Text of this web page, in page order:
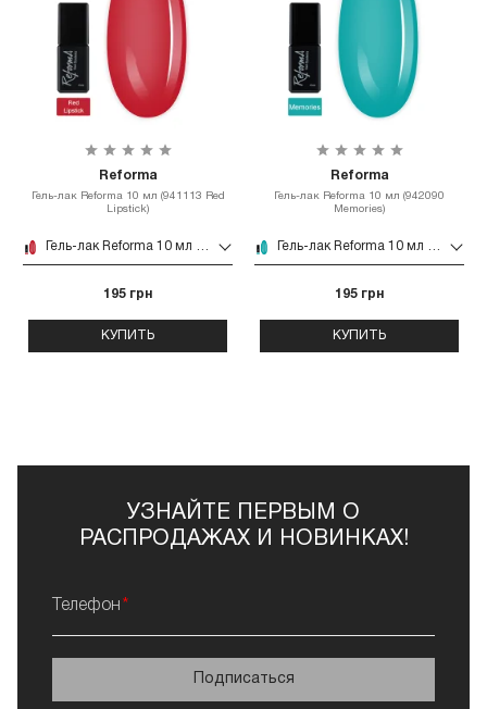
Reforma
Гель-лак Reforma 10 мл (941113 Red
Lipstick)
Гель-лак Reforma 10 мл (941113 Red Lipstick)
195 грн
КУПИТЬ
Reforma
Гель-лак Reforma 10 мл (942090
Memories)
Гель-лак Reforma 10 мл (942090 Memories)
195 грн
КУПИТЬ
УЗНАЙТЕ ПЕРВЫМ О
РАСПРОДАЖАХ И НОВИНКАХ!
Телефон
Подписаться